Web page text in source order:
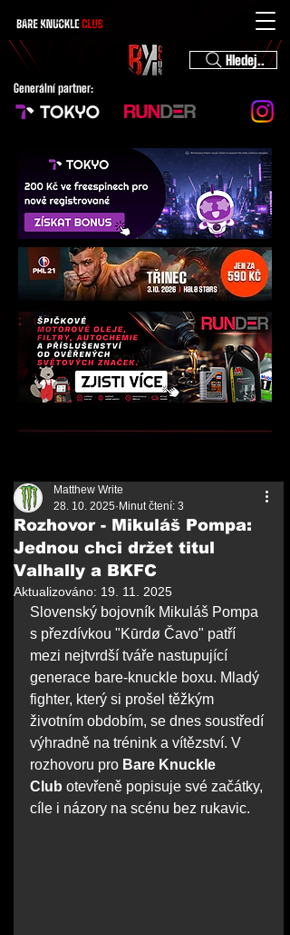
Hledej..
Generální partner:
Rozhovor - Mikuláš Pompa:
Jednou chci držet titul
Valhally a BKFC
Matthew Write
28. 10. 2025 Minut čtení: 3
Aktualizováno: 19. 11. 2025
Slovenský bojovník Mikuláš Pompa
s přezdívkou "Kūrdø Čavo" patří
mezi nejtvrdší tváře nastupující
generace bare-knuckle boxu. Mladý
fighter, který si prošel těžkým
životním obdobím, se dnes soustředí
výhradně na trénink a vítězství. V
rozhovoru pro Bare Knuckle
Club otevřeně popisuje své začátky,
cíle i názory na scénu bez rukavic.